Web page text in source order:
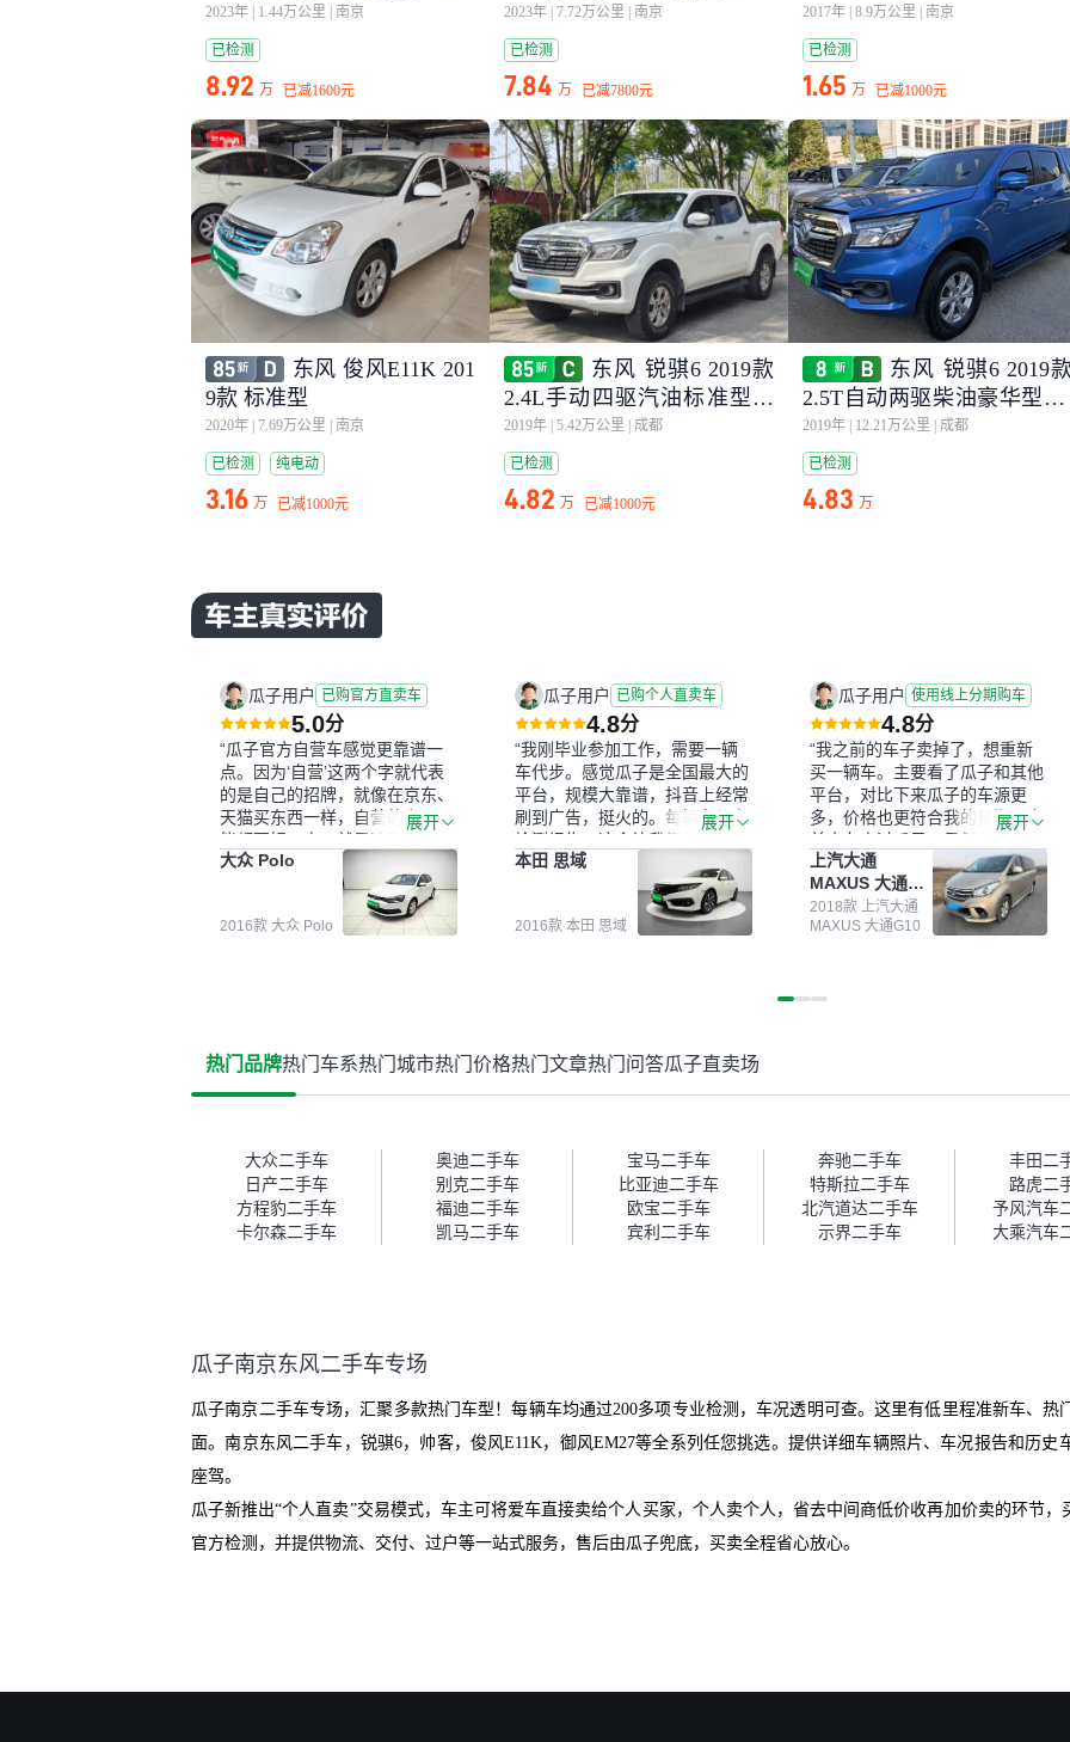
货箱M9T
2023年 1.44万公里 南京
已检测
8.92 万 已减1600元
货箱M9T
2023年 7.72万公里 南京
已检测
7.84 万 已减7800元
2017年 8.9万公里 南京
已检测
1.65 万 已减1000元
东风 俊风E11K 201
9款 标准型
2020年 7.69万公里 南京
已检测 纯电动
3.16 万 已减1000元
东风 锐骐6 2019款
2.4L手动四驱汽油标准型国
VI 2TZD
2019年 5.42万公里 成都
已检测
4.82 万 已减1000元
东风 锐骐6 2019
2.5T自动两驱柴油豪华型
25T5
2019年 12.21万公里 成都
已检测
4.83 万
瓜子用户 已购官方直卖车
5.0分
“瓜子官方自营车感觉更靠谱一
点。因为‘自营’这两个字就代表
的是自己的招牌，就像在京东、
天猫买东西一样，自营的东西可
能都要好一点。就是这种刻板印
象吧。一开始买二手车的时候，
我确实有担心过事故车、泡水车
这些问题。瓜子的检测报告其实
并不能完全打消顾虑，因为我也
果跟你们的报告是符合的，所以
这次车况没问题。购车流程挺快
车。去之前我提前跟交接人员说
好，到了之后要当着我的面再做
一次复检，你们也安排了师傅，
服务可以，速度很快。体验下来
自营车的感觉是要比个人车好一
我协商，主动权在平台手里。”
展开
大众 Polo
2016款 大众 Polo
瓜子用户 已购个人直卖车
4.8分
“我刚毕业参加工作，需要一辆
车代步。感觉瓜子是全国最大的
平台，规模大靠谱，抖音上经常
刷到广告，挺火的。每辆车都有
检测报告，这个让我很放心。去
外面买车全凭卖家一张嘴，不敢
买。我买了本田思域，白色，过
户次数少，公里数符合，虽然价
格比我心理预期略高一点，但瓜
价格比车商那便宜，车况也有检
展开
本田 思域
2016款 本田 思域
瓜子用户 使用线上分期购车
4.8分
“我之前的车子卖掉了，想重新
买一辆车。主要看了瓜子和其他
平台，对比下来瓜子的车源更
多，价格也更符合我的预期。之
前卖车来过瓜子，虽然价格没谈
成，但APP一直留着。瓜子毕竟
是大平台，整体印象还好。我最
终买了一台上汽大通，18年的
车，公里数9万多，符合我的要
捷，其他平台的分期需要到当地
障。”
展开
上汽大通
MAXUS 大通
G10
2018款 上汽大通
MAXUS 大通G10
热门品牌热门车系热门城市热门价格热门文章热门问答瓜子直卖场
大众二手车 奥迪二手车 宝马二手车 奔驰二手车
丰田二
日产二手车
别克二手车 比亚迪二手车 特斯拉二手车
路虎二
方程豹二手车
福迪二手车 欧宝二手车 北汽道达二手车
予风汽车
卡尔森二手车
凯马二手车 宾利二手车 示界二手车 大乘汽车
瓜子南京东风二手车专场
瓜子南京二手车专场，汇聚多款热门车型！每辆车均通过200多项专业检测，车况透明可查。这里有低里程准新车、
面。南京东风二手车，锐骐6，帅客，俊风E11K，御风EM27等全系列任您挑选。提供详细车辆照片、车况报告和历
座驾。
瓜子新推出“个人直卖”交易模式，车主可将爱车直接卖给个人买家，个人卖个人，省去中间商低价收再加价卖的环节
官方检测，并提供物流、交付、过户等一站式服务，售后由瓜子兜底，买卖全程省心放心。